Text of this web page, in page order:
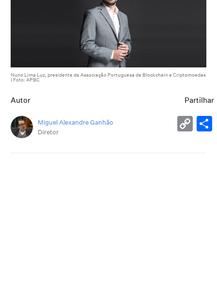
Nuno Lima Luz, presidente da Associação Portuguesa de Blockchain e Criptomoedas
| Foto: APBC
Autor
Miguel Alexandre Ganhão
Diretor
Partilhar